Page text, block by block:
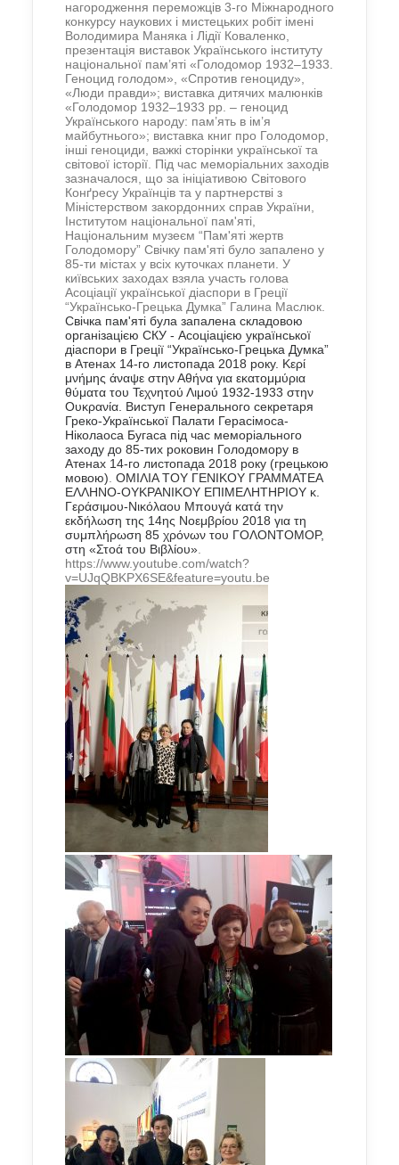
нагородження переможців 3-го Міжнародного
конкурсу наукових і мистецьких робіт імені
Володимира Маняка і Лідії Коваленко,
презентація виставок Українського інституту
національної пам’яті «Голодомор 1932–1933.
Геноцид голодом», «Спротив геноциду»,
«Люди правди»; виставка дитячих малюнків
«Голодомор 1932–1933 рр. – геноцид
Українського народу: пам’ять в ім’я
майбутнього»; виставка книг про Голодомор,
інші геноциди, важкі сторінки української та
світової історії. Під час меморіальних заходів
зазначалося, що за ініціативою Світового
Конґресу Українців та у партнерстві з
Міністерством закордонних справ України,
Інститутом національної пам'яті,
Національним музеєм “Пам'яті жертв
Голодомору” Свічку пам'яті було запалено у
85-ти містах у всіх куточках планети. У
київських заходах взяла участь голова
Асоціації української діаспори в Греції
“Українсько-Грецька Думка” Галина Маслюк.
Свічка пам'яті була запалена складовою
організацією СКУ - Асоціацією української
діаспори в Греції “Українсько-Грецька Думка”
в Атенах 14-го листопада 2018 року. Κερί
μνήμης άναψε στην Αθήνα για εκατομμύρια
θύματα του Τεχνητού Λιμού 1932-1933 στην
Ουκρανία. Виступ Генерального секретаря
Греко-Української Палати Герасімоса-
Ніколаоса Бугаса під час меморіального
заходу до 85-тих роковин Голодомору в
Атенах 14-го листопада 2018 року (грецькою
мовою) ΟΜΙΛΙΑ ΤΟΥ ΓΕΝΙΚΟΥ ΓΡΑΜΜΑΤΕΑ
ΕΛΛΗΝΟ-ΟΥΚΡΑΝΙΚΟΥ ΕΠΙΜΕΛΗΤΗΡΙΟΥ κ.
Γεράσιμου-Νικόλαου Μπουγά κατά την
εκδήλωση της 14ης Νοεμβρίου 2018 για τη
συμπλήρωση 85 χρόνων του ΓΟΛΟΝΤΟΜΟΡ,
στη «Στοά του Βιβλίου»
https://www.youtube.com/watch?
v=UJqQBKPX6SE&feature=youtu.be